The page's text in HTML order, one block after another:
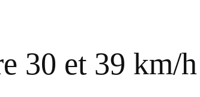
30 et 39 km/h